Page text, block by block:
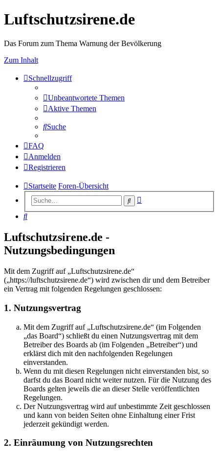
Luftschutzsirene.de
Das Forum zum Thema Warnung der Bevölkerung
Zum Inhalt
Schnellzugriff
Unbeantwortete Themen
Aktive Themen
Suche
FAQ
Anmelden
Registrieren
Startseite Foren-Übersicht
Suche
Suche
Luftschutzsirene.de -
Nutzungsbedingungen
Mit dem Zugriff auf „Luftschutzsirene.de“
(„https://luftschutzsirene.de“) wird zwischen dir und dem Betreiber
ein Vertrag mit folgenden Regelungen geschlossen:
1. Nutzungsvertrag
Mit dem Zugriff auf „Luftschutzsirene.de“ (im Folgenden
„das Board“) schließt du einen Nutzungsvertrag mit dem
Betreiber des Boards ab (im Folgenden „Betreiber“) und
erklärst dich mit den nachfolgenden Regelungen
einverstanden.
Wenn du mit diesen Regelungen nicht einverstanden bist, so
darfst du das Board nicht weiter nutzen. Für die Nutzung des
Boards gelten jeweils die an dieser Stelle veröffentlichten
Regelungen.
Der Nutzungsvertrag wird auf unbestimmte Zeit geschlossen
und kann von beiden Seiten ohne Einhaltung einer Frist
jederzeit gekündigt werden.
2. Einräumung von Nutzungsrechten